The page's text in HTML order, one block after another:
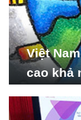
Việt
cao khả